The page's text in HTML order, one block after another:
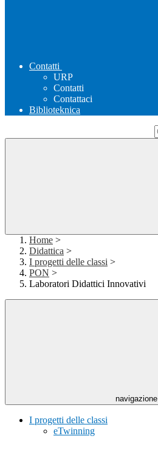
Contatti
URP
Contatti
Contattaci
Biblioteknica
Home >
Didattica >
I progetti delle classi >
PON >
Laboratori Didattici Innovativi
navigazione
I progetti delle classi
eTwinning